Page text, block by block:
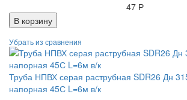
47 Р
В корзину
Труба НПВХ серая раструбная SDR26 Дн
напорная 45С L=6м в/к